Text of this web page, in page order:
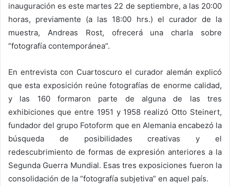
inauguración es este martes 22 de septiembre, a las 20:00
horas, previamente (a las 18:00 hrs.) el curador de la
muestra, Andreas Rost, ofrecerá una charla sobre
“fotografía contemporánea”.
En entrevista con Cuartoscuro el curador alemán explicó
que esta exposición reúne fotografías de enorme calidad,
y las 160 formaron parte de alguna de las tres
exhibiciones que entre 1951 y 1958 realizó Otto Steinert,
fundador del grupo Fotoform que en Alemania encabezó la
búsqueda de posibilidades creativas y el
redescubrimiento de formas de expresión anteriores a la
Segunda Guerra Mundial. Esas tres exposiciones fueron la
consolidación de la “fotografía subjetiva” en aquel país.